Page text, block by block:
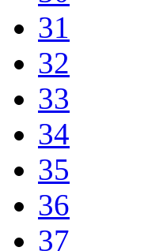
31
32
33
34
35
36
37